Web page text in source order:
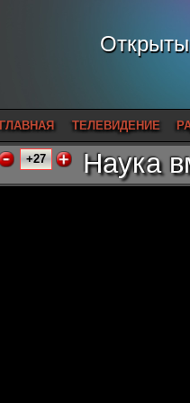
ГЛАВНАЯ ТЕЛЕВИДЕНИЕ
+27 Наука